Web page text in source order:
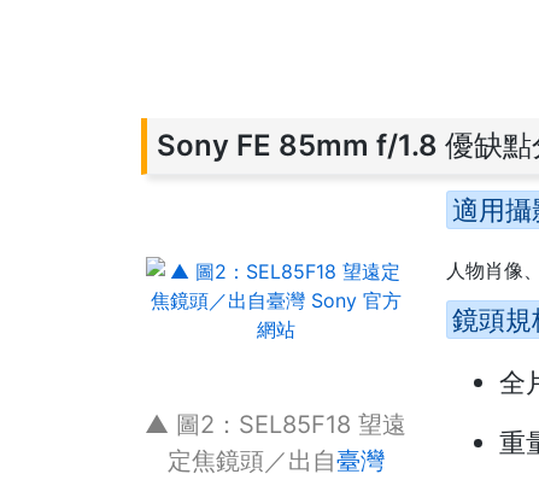
Sony FE 85mm f/1.8 優缺點
▲ 圖2：SEL85F18 望遠
定焦鏡頭／出自臺灣
適用
人物肖像
鏡頭
全
重